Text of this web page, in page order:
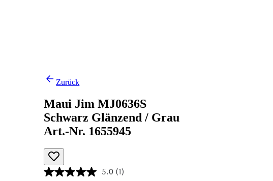
Zurück
Maui Jim MJ0636S
Schwarz Glänzend / Grau
Art.-Nr. 1655945
5.0 (1)